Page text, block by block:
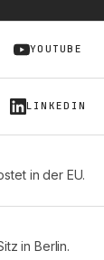
YOUTUBE
LINKEDIN
in der EU.
in Berlin.